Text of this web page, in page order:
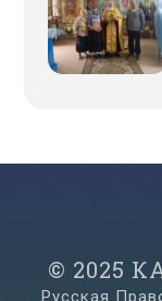
© 2025
Русская